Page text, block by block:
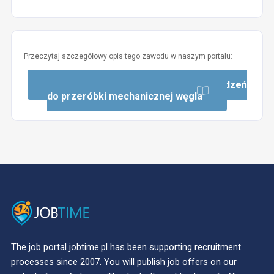
Przeczytaj szczegółowy opis tego zawodu w naszym portalu:
Opis zawodu: Operator maszyn i urządzeń
do przeróbki mechanicznej węgla
The job portal jobtime.pl has been supporting recruitment
processes since 2007. You will publish job offers on our